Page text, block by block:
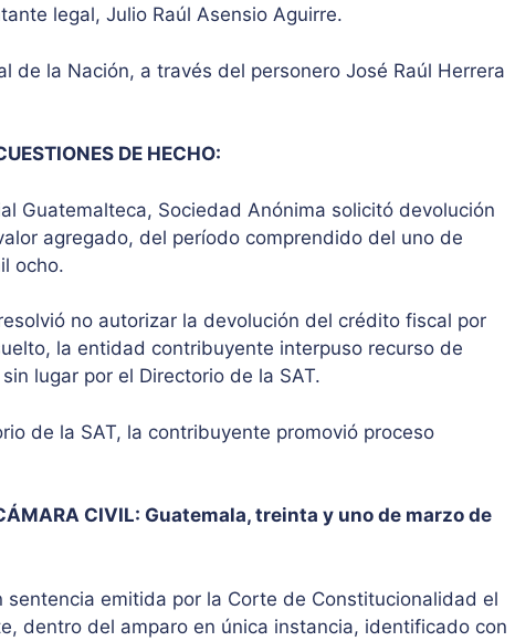
legal, Julio Raúl Asensio Aguirre.
de la Nación, a través del personero José Raúl Herrera
DE HECHO:
Guatemalteca, Sociedad Anónima solicitó devolución
agregado, del período comprendido del uno de
ocho.
no autorizar la devolución del crédito fiscal por
la entidad contribuyente interpuso recurso de
lugar por el Directorio de la SAT.
de la SAT, la contribuyente promovió proceso
CIVIL: Guatemala, treinta y uno de marzo de
sentencia emitida por la Corte de Constitucionalidad el
dentro del amparo en única instancia, identificado con